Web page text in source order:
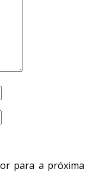
para a próxima